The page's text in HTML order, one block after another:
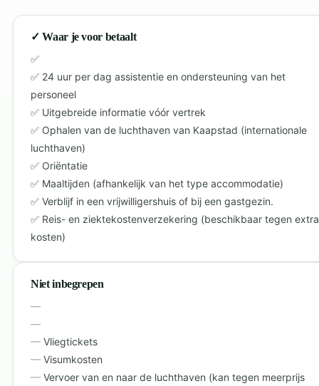
✓ Waar je voor betaalt
24 uur per dag assistentie en ondersteuning van het
personeel
Uitgebreide informatie vóór vertrek
Ophalen van de luchthaven van Kaapstad (internationale
luchthaven)
Oriëntatie
Maaltijden (afhankelijk van het type accommodatie)
Verblijf in een vrijwilligershuis of bij een gastgezin.
Reis- en ziektekostenverzekering (beschikbaar tegen extra
kosten)
Niet inbegrepen
Vliegtickets
Visumkosten
Vervoer van en naar de luchthaven (kan tegen meerprijs